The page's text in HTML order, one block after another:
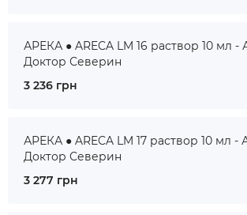
АРЕКА ● ARECA LM 16 раствор 10 мл -
Доктор Северин
3 236 грн
АРЕКА ● ARECA LM 17 раствор 10 мл -
Доктор Северин
3 277 грн